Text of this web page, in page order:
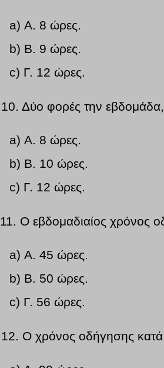
a) Α. 8 ώρες.
b) Β. 9 ώρες.
c) Γ. 12 ώρες.
10. Δύο φορές την εβδομάδα,
a) Α. 8 ώρες.
b) Β. 10 ώρες.
c) Γ. 12 ώρες.
11. Ο εβδομαδιαίος χρόνος
a) Α. 45 ώρες.
b) Β. 50 ώρες.
c) Γ. 56 ώρες.
12. Ο χρόνος οδήγησης κατά